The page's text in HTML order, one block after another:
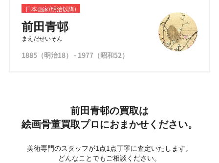
日本画家(明治以降)
前田青邨
まえだせいそん
1885（明治18） - 1977（昭和52）
前田青邨の買取は
絵画骨董買取プロにおまかせください。
美術専門のスタッフが1点1点丁寧に査定いたします。
どんなことでもご相談ください。